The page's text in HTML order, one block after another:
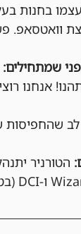
שמתחילים:
אנחנו